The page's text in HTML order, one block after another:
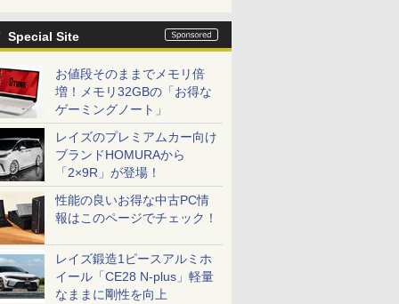
Special Site
お値段そのままでメモリ倍
増！メモリ32GBの「お得な
ゲーミングノート」
レイズのプレミアムカー向け
ブランドHOMURAから
「2×9R」が登場！
性能の良いお得な中古PC情
報はこのページでチェック！
レイズ鍛造1ピースアルミホ
イール「CE28 N-plus」軽量
なままに剛性を向上